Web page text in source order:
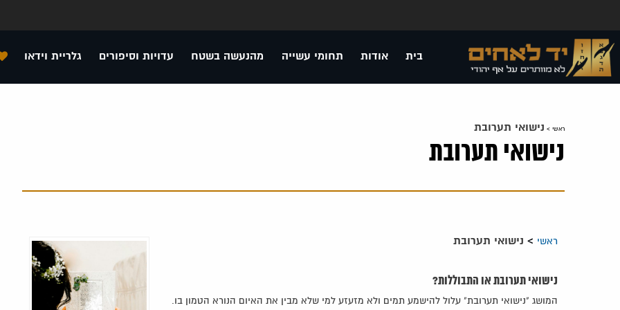
בית אודות תחומי עשייה מהנעשה בשטח עדויות וסיפורים גלריית וידאו
ראשי > נישואי תערובת
נישואי תערובת
ראשי > נישואי תערובת
נישואי תערובת או התבוללות?
המושג "נישואי תערובת" עלול להישמע תמים ולא מזעזע למי שלא מבין את האיום הנורא הטמון בו.